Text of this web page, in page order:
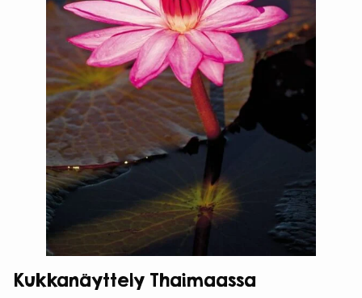
Kukkanäyttely Thaimaassa